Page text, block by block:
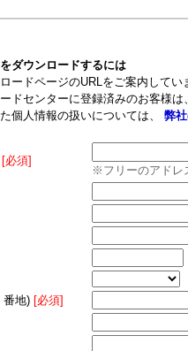
ダウンロードするには
ードページのURLをご案内してい
ドセンターに登録済みのお客様は、
個人情報の扱いについては、 弊
[必須]
※フリーのアドレ
番地) [必須]